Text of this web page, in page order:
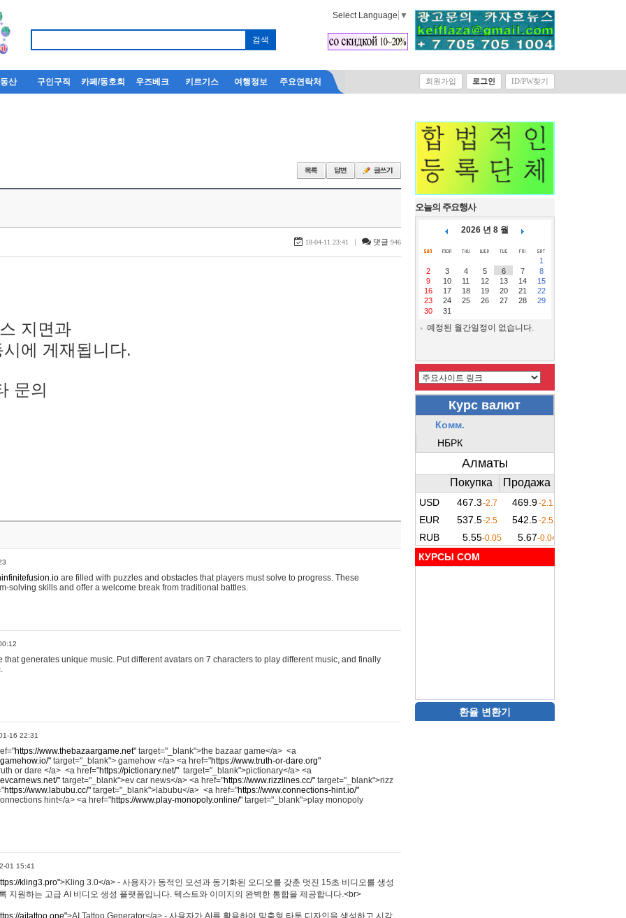
Select Language ▼
산 구인구직 카페/동호회 우즈베크 키르기스 여행정보 주요연락처 회원가입 로그인 ID/PW찾기
18-04-11 23:41 | 댓글 946
지면과
에 게재됩니다.
문의
are filled with puzzles and obstacles that players must solve to progress. These
solving skills and offer a welcome break from traditional battles.
that generates unique music. Put different avatars on 7 characters to play different music, and finally
16 22:31
https://www.thebazaargame.net" target="_blank">the bazaar game</a> <a
" target="_blank"> gamehow </a> <a href="https://www.truth-or-dare.org"
or dare </a> <a href="https://pictionary.net/" target="_blank">pictionary</a> <a
" target="_blank">ev car news</a> <a href="https://www.rizzlines.cc/" target="_blank">rizz
https://www.labubu.cc/" target="_blank">labubu</a> <a href="https://www.connections-hint.io/"
hint</a> <a href="https://www.play-monopoly.online/" target="_blank">play monopoly
01 15:41
kling3.pro">Kling 3.0</a> - 사용자가 동적인 모션과 동기화된 오디오를 갖춘 멋진 15초 비디오를 생성
지원하는 고급 AI 비디오 생성 플랫폼입니다. 텍스트와 이미지의 완벽한 통합을 제공합니다.<br>
aitattoo.one">AI Tattoo Generator</a> - 사용자가 AI를 활용하여 맞춤형 타투 디자인을 생성하고 시각
오늘의 주요행사
2026 년 8 월
1
2
3 4 5 6 7
8
9
10 11 12 13 14
15
16
17 18 19 20 21
22
23
24 25 26 27 28
29
30
31
예정된 월간일정이 없습니다.
КУРСЫ COM
환율 변환기